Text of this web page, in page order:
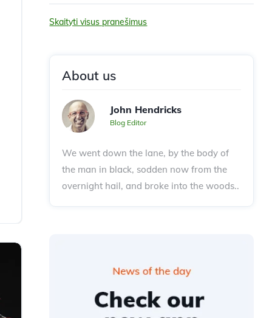
Skaityti visus pranešimus
About us
John Hendricks
Blog Editor
We went down the lane, by the body of
the man in black, sodden now from the
overnight hail, and broke into the woods..